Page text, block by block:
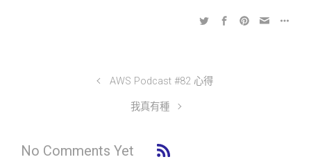
AWS Podcast #82 心得
我真有種
No Comments Yet